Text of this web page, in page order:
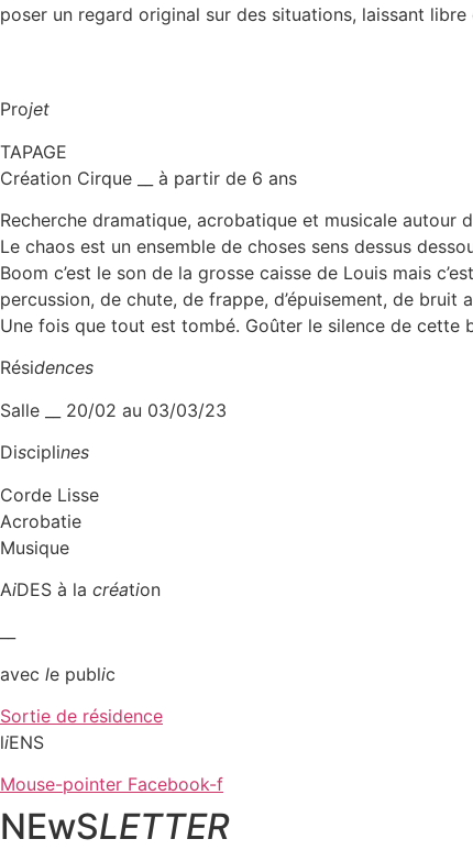
poser un regard original sur des situations, laissant
Projet
TAPAGE
Création Cirque __ à partir de 6 ans
Recherche dramatique, acrobatique et musicale autour
Le chaos est un ensemble de choses sens dessus
Boom c’est le son de la grosse caisse de Louis mais
percussion, de chute, de frappe, d’épuisement, de
Une fois que tout est tombé. Goûter le silence de cette
Résidences
Salle __ 20/02 au 03/03/23
Disciplines
Corde Lisse
Acrobatie
Musique
AiDES à la création
avec le public
Sortie de résidence
liENS
Mouse-pointer Facebook-f
NEwSLETTER